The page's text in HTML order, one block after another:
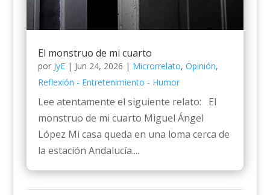
El monstruo de mi cuarto
por JyE| Jun 24, 2026 | Microrrelato, Opinión,
Reflexión - Entretenimiento - Humor
Lee atentamente el siguiente relato: El
monstruo de mi cuarto Miguel Ángel
López Mi casa queda en una loma cerca de
la estación Andalucía....